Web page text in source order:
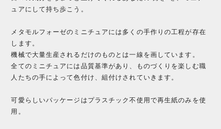
ュアにして持ち歩こう。
メタモルフォーゼのミニチュアには多くの手作りの工程が存在
します。
機械で大量生産されるだけのものとは一線を画しています。
全てのミニチュアには品質基準があり、ものづくりを楽しむ職
人たちの手によって色付け、組付けされていきます。
可愛らしいパッケージはプラスチック不使用で再生紙のみを使
用。